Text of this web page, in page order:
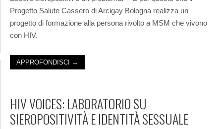
Progetto Salute Cassero di Arcigay Bologna realizza un
progetto di formazione alla persona rivolto a MSM che vivono
con HIV.
APPROFONDISCI →
HIV VOICES: LABORATORIO SU
SIEROPOSITIVITÀ E IDENTITÀ SESSUALE